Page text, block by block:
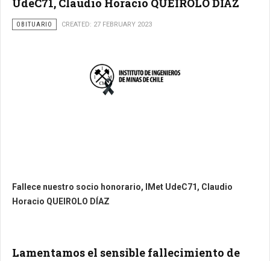
UdeC71, Claudio Horacio QUEIROLO DÍAZ
OBITUARIO CREATED: 27 FEBRUARY 2023
Fallece nuestro socio honorario, IMet UdeC71, Claudio
Horacio QUEIROLO DÍAZ
Lamentamos el sensible fallecimiento de